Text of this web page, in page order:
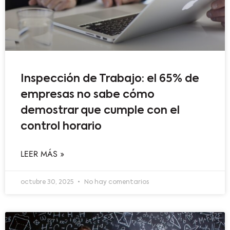
Inspección de Trabajo: el 65% de
empresas no sabe cómo
demostrar que cumple con el
control horario
LEER MÁS »
octubre 30, 2025 No hay comentarios